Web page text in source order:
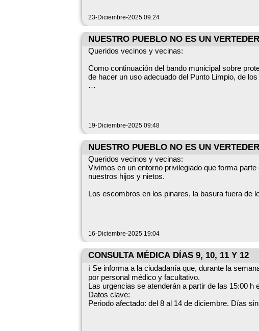
23-Diciembre-2025 09:24
NUESTRO PUEBLO NO ES UN
Queridos vecinos y vecinas:
Como continuación del bando municipal sobre
de hacer un uso adecuado del Punto Limpio, de
euros, en función de la gravedad de los hechos.
El Ayuntamiento agradece la colaboración y el
19-Diciembre-2025 09:48
NUESTRO PUEBLO NO ES UN
Queridos vecinos y vecinas:
Vivimos en un entorno privilegiado que forma
nuestros hijos y nietos.
Los escombros en los pinares, la basura fuera de
unión.
Este nuevo año hagamos un propósito común:
Vuestro Alcalde,
Álvaro Latorre Navarro
16-Diciembre-2025 19:04
CONSULTA MÉDICA DÍAS 9, 10, 11 Y 12
ℹ️ Se informa a la ciudadanía que, durante la
por personal médico y facultativo.
Datos clave:
Periodo afectado: del 8 al 14 de diciembre. Días sin consulta médica presencial: 9, 10, 11 y 12 de diciembre. Atención de urgencias: a partir de las 15:00 h